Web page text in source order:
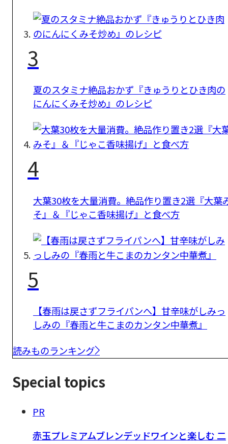
3
夏のスタミナ絶品おかず『きゅうりとひき肉の
にんにくみそ炒め』のレシピ
4
大葉30枚を大量消費。絶品作り置き2選『大葉
そ』＆『じゃこ香味揚げ』と食べ方
5
【春雨は戻さずフライパンへ】甘辛味がしみっ
しみの『春雨と牛こまのカンタン中華煮』
読みものランキング
Special topics
PR
赤玉プレミアムブレンデッドワインと楽しむ 二